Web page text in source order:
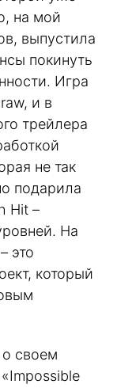
на мой
выпустила
покинуть
Игра
и в
трейлера
не так
подарила
Hit –
На
это
который
о своем